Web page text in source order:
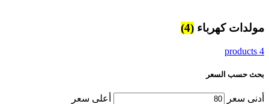
مولدات كهرباء (4)
4 products
بحث حسب السعر
أدنى سعر أعلى سعر